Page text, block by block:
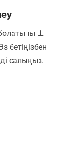
⊥
бетіңізбен
салыңыз.